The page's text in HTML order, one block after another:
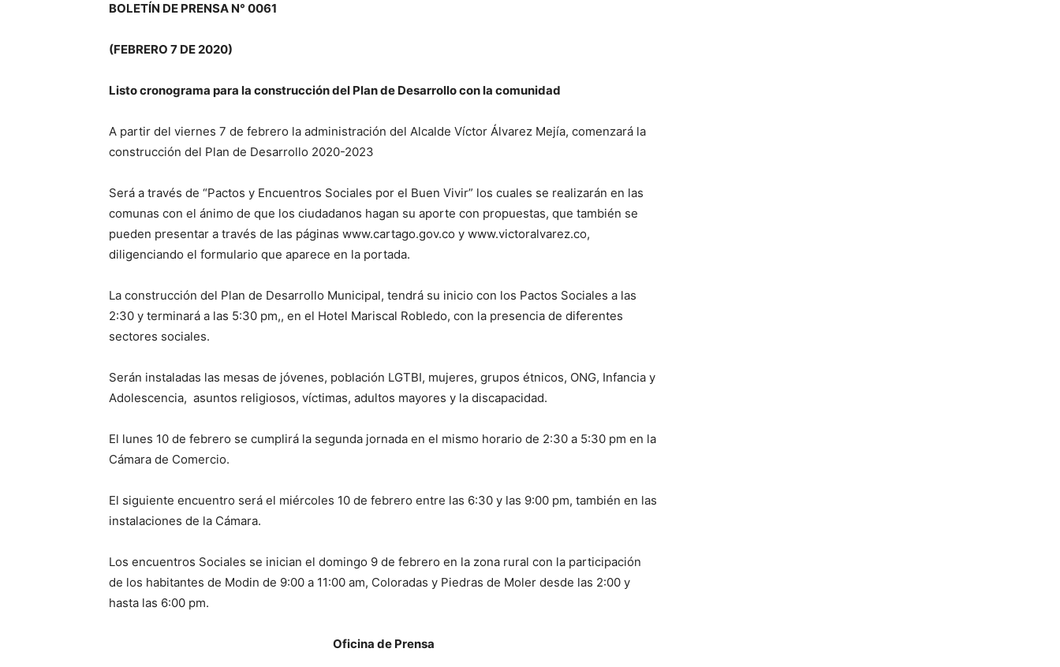
BOLETÍN DE PRENSA N° 0061
(FEBRERO 7 DE 2020)
Listo cronograma para la construcción del Plan de Desarrollo con la comunidad
A partir del viernes 7 de febrero la administración del Alcalde Víctor Álvarez Mejía, comenzará la
construcción del Plan de Desarrollo 2020-2023
Será a través de “Pactos y Encuentros Sociales por el Buen Vivir” los cuales se realizarán en las
comunas con el ánimo de que los ciudadanos hagan su aporte con propuestas, que también se
pueden presentar a través de las páginas www.cartago.gov.co y www.victoralvarez.co,
diligenciando el formulario que aparece en la portada.
La construcción del Plan de Desarrollo Municipal, tendrá su inicio con los Pactos Sociales a las
2:30 y terminará a las 5:30 pm,, en el Hotel Mariscal Robledo, con la presencia de diferentes
sectores sociales.
Serán instaladas las mesas de jóvenes, población LGTBI, mujeres, grupos étnicos, ONG, Infancia y
Adolescencia, asuntos religiosos, víctimas, adultos mayores y la discapacidad.
El lunes 10 de febrero se cumplirá la segunda jornada en el mismo horario de 2:30 a 5:30 pm en la
Cámara de Comercio.
El siguiente encuentro será el miércoles 10 de febrero entre las 6:30 y las 9:00 pm, también en las
instalaciones de la Cámara.
Los encuentros Sociales se inician el domingo 9 de febrero en la zona rural con la participación
de los habitantes de Modin de 9:00 a 11:00 am, Coloradas y Piedras de Moler desde las 2:00 y
hasta las 6:00 pm.
Oficina de Prensa